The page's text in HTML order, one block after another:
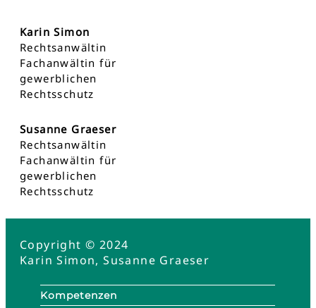
Karin Simon
Rechtsanwältin
Fachanwältin für
gewerblichen
Rechtsschutz
Susanne Graeser
Rechtsanwältin
Fachanwältin für
gewerblichen
Rechtsschutz
Copyright © 2024
Karin Simon, Susanne Graeser
Kompetenzen